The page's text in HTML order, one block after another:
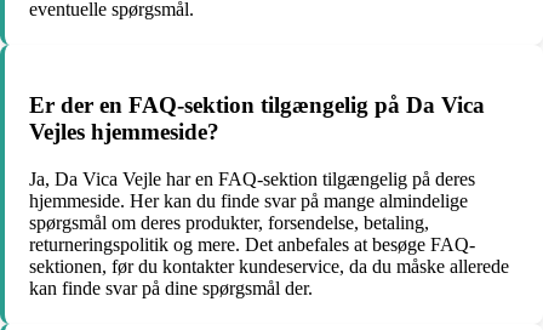
eventuelle spørgsmål.
Er der en FAQ-sektion tilgængelig på Da Vica
Vejles hjemmeside?
Ja, Da Vica Vejle har en FAQ-sektion tilgængelig på deres
hjemmeside. Her kan du finde svar på mange almindelige
spørgsmål om deres produkter, forsendelse, betaling,
returneringspolitik og mere. Det anbefales at besøge FAQ-
sektionen, før du kontakter kundeservice, da du måske allerede
kan finde svar på dine spørgsmål der.